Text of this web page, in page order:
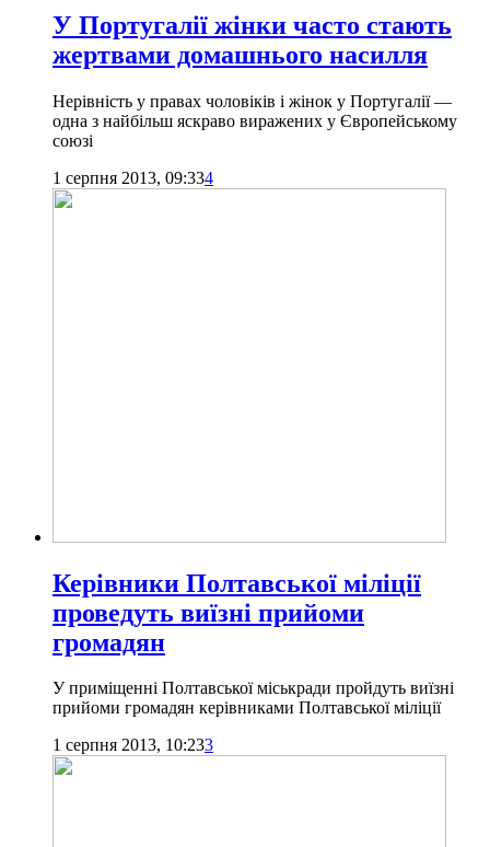
У Португалії жінки часто стають
жертвами домашнього насилля
Нерівність у правах чоловіків і жінок у Португалії —
одна з найбільш яскраво виражених у Європейському
союзі
1 серпня 2013, 09:334
Керівники Полтавської міліції
проведуть виїзні прийоми
громадян
У приміщенні Полтавської міськради пройдуть виїзні
прийоми громадян керівниками Полтавської міліції
1 серпня 2013, 10:233